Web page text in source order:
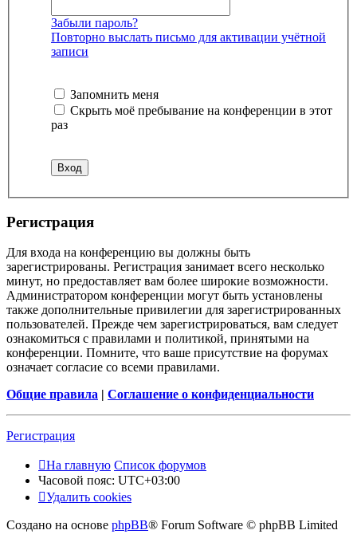
Забыли пароль?
Повторно выслать письмо для активации учётной
записи
Запомнить меня
Скрыть моё пребывание на конференции в этот
раз
Регистрация
Для входа на конференцию вы должны быть
зарегистрированы. Регистрация занимает всего несколько
минут, но предоставляет вам более широкие возможности.
Администратором конференции могут быть установлены
также дополнительные привилегии для зарегистрированных
пользователей. Прежде чем зарегистрироваться, вам следует
ознакомиться с правилами и политикой, принятыми на
конференции. Помните, что ваше присутствие на форумах
означает согласие со всеми правилами.
Общие правила | Соглашение о конфиденциальности
Регистрация
На главную Список форумов
Часовой пояс: UTC+03:00
Удалить cookies
Создано на основе phpBB® Forum Software © phpBB Limited